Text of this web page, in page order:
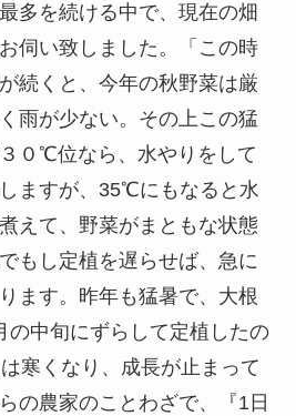
多を続ける中で、現在の畑
伺い致しました。「この時
続くと、今年の秋野菜は厳
雨が少ない。その上この猛
０℃位なら、水やりをして
ますが、35℃にもなると水
えて、野菜がまともな状態
もし定植を遅らせば、急に
ます。昨年も猛暑で、大根
の中旬にずらして定植したの
寒くなり、成長が止まって
の農家のことわざで、『1日